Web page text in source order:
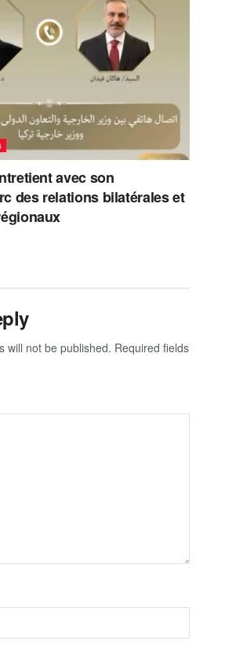
avec son
des relations bilatérales et
will not be published. Required fields